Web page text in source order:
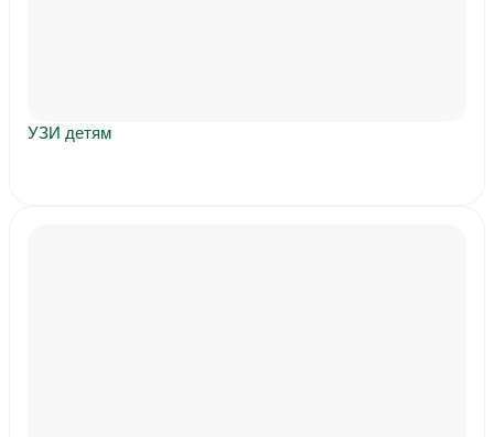
УЗИ детям